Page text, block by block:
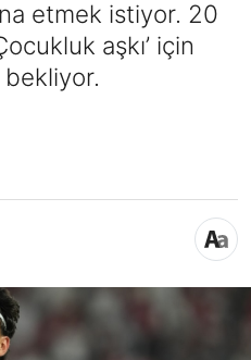
etmek istiyor. 20
aşkı’ için